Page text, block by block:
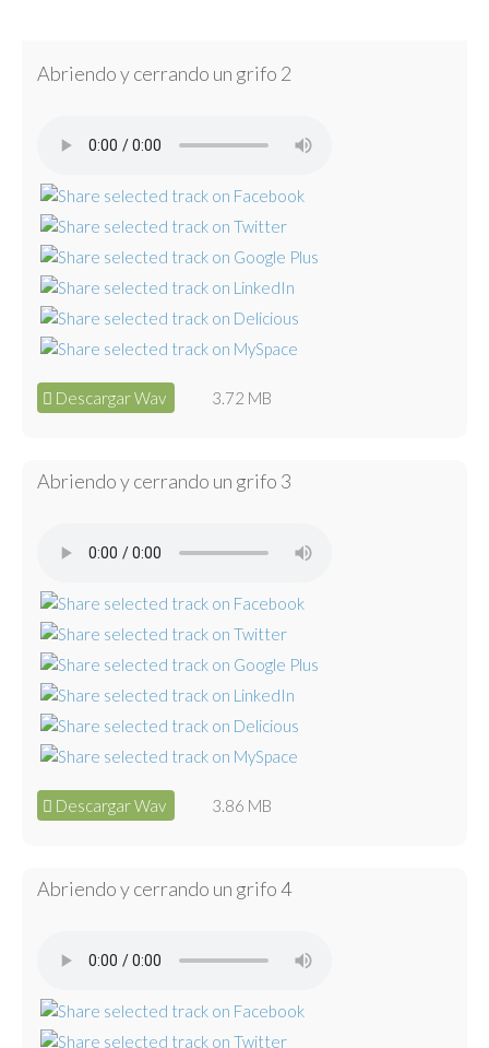
Abriendo y cerrando un grifo 2
Descargar Wav 3.72 MB
Abriendo y cerrando un grifo 3
Descargar Wav 3.86 MB
Abriendo y cerrando un grifo 4